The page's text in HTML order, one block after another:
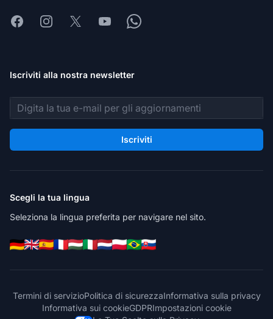
FacebookInstagram
X YoutubeWhatsapp
Iscriviti alla nostra newsletter
Indirizzo email
Iscriviti
Scegli la tua lingua
Seleziona la lingua preferita per navigare nel sito.
Termini di servizioPolitica di sicurezzaInformativa sulla privacy
Informativa sui cookieGDPRImpostazioni cookie